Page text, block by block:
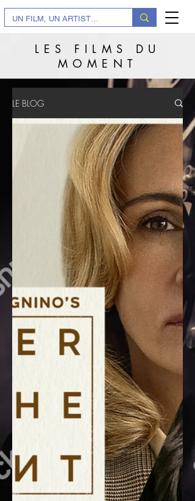
LES FILMS DU
MOMENT
LE BLOG